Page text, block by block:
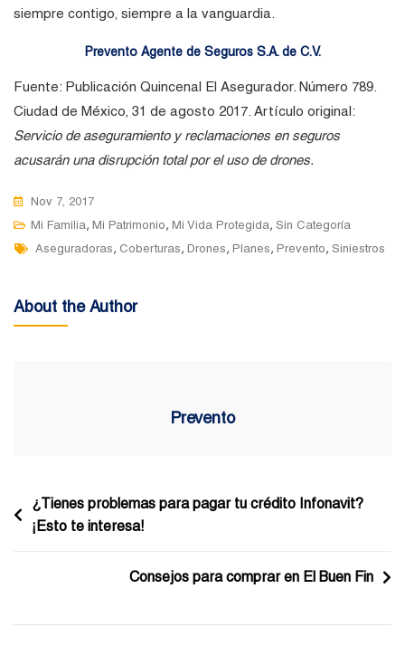
siempre contigo, siempre a la vanguardia.
Prevento Agente de Seguros S.A. de C.V.
Fuente: Publicación Quincenal El Asegurador. Número 789.
Ciudad de México, 31 de agosto 2017. Artículo original:
Servicio de aseguramiento y reclamaciones en seguros
acusarán una disrupción total por el uso de drones.
Nov 7, 2017
Mi Familia, Mi Patrimonio, Mi Vida Protegida, Sin Categoría
Tags
Aseguradoras, Coberturas, Drones, Planes, Prevento, Siniestros
About the Author
Prevento
Navegación
de
¿Tienes problemas para pagar tu crédito Infonavit?
¡Esto te interesa!
Consejos para comprar en El Buen Fin